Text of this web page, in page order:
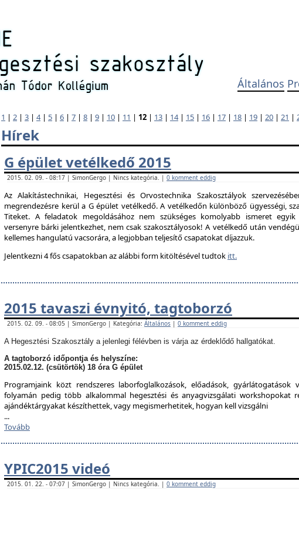
Általános
1 | 2 | 3 | 4| 5 | 6 | 7 | 8 | 9 | 10 | 11 | 12 | 13 | 14| 15 | 16 | 17 | 18 | 19 | 20 | 21 |
Hírek
G épület vetélkedő 2015
2015. 02. 09. - 08:17 | SimonGergo | Nincs kategória. | 0 komment eddig
Az Alakítástechnikai, Hegesztési és Orvostechnika Szakosztályok
megrendezésre kerül a G épület vetélkedő. A vetélkedőn különböző ügyességi,
Titeket. A feladatok megoldásához nem szükséges komolyabb ismeret
versenyre bárki jelentkezhet, nem csak szakosztályosok! A vetélkedő után
kellemes hangulatú vacsorára, a legjobban teljesítő csapatokat díjazzuk.
Jelentkezni 4 fős csapatokban az alábbi form kitöltésével tudtok itt.
2015 tavaszi évnyitó, tagtoborzó
2015. 02. 09. - 08:05 | SimonGergo | Kategória: Általános | 0 komment eddig
A Hegesztési Szakosztály a jelenlegi félévben is várja az érdeklődő hallgatókat.
A tagtoborzó időpontja és helyszíne:
2015.02.12. (csütörtök) 18 óra G épület
Programjaink közt rendszeres laborfoglalkozások, előadások, gyárlátogatások
folyamán pedig több alkalommal hegesztési és anyagvizsgálati workshopokat
ajándéktárgyakat készíthettek, vagy megismerhetitek, hogyan kell vizsgálni
...
Tovább
YPIC2015 videó
2015. 01. 22. - 07:07 | SimonGergo | Nincs kategória. | 0 komment eddig